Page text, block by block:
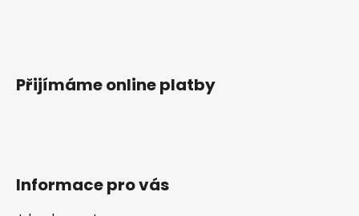
Přijímáme online platby
Informace pro vás